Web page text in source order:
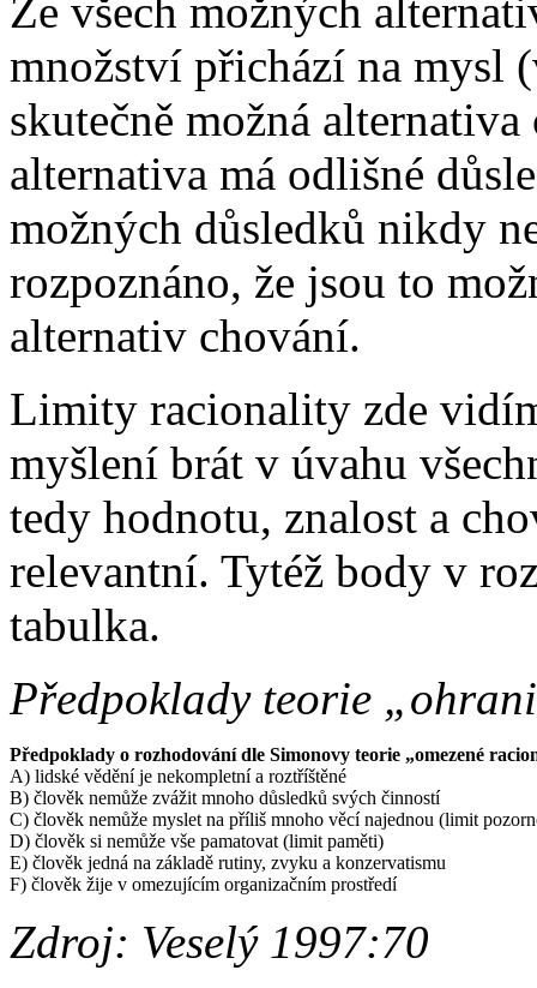
Ze všech možných
množství přichází na mysl
skutečně možná
alternativa má odlišné
možných důsledků nikdy
rozpoznáno, že jsou to
alternativ chování.
Limity racionality zde
myšlení brát v úvahu
tedy hodnotu, znalost a
relevantní. Tytéž body v
tabulka.
Předpoklady teorie
Předpoklady o rozhodování dle Simonovy teorie „omezené
A) lidské vědění je nekompletní a roztříštěné
B) člověk nemůže zvážit mnoho důsledků svých činností
C) člověk nemůže myslet na příliš mnoho věcí najednou (limit
D) člověk si nemůže vše pamatovat (limit paměti)
E) člověk jedná na základě rutiny, zvyku a konzervatismu
F) člověk žije v omezujícím organizačním prostředí
Zdroj: Veselý 1997:70